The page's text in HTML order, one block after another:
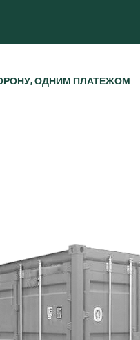
ОДНИМ ПЛАТЕЖОМ